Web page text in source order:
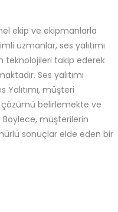
ekip ve ekipmanlarla
uzmanlar, ses yalıtımı
teknolojileri takip ederek
Ses yalıtımı
müşteri
belirlemekte ve
müşterilerin
sonuçlar elde eden bir